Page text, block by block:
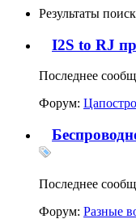
Результаты
I2S to RJ
Последнее
Форум:
Последнее
Форум: Разные